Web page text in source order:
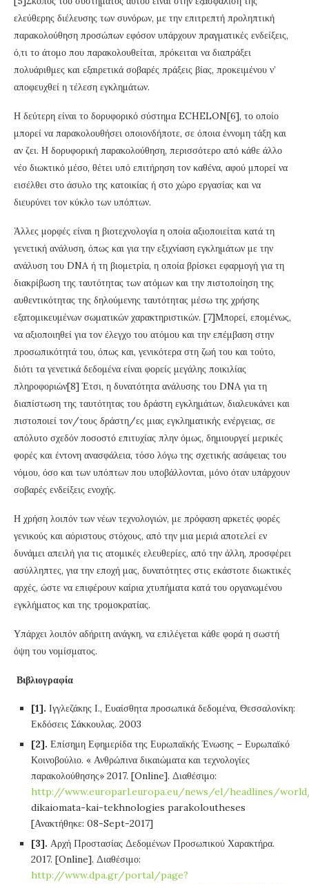
ελεύθερης διέλευσης των συνόρων, με την επιτρεπτή προληπτική
παρακολούθηση προσώπων εφόσον υπάρχουν πραγματικές ενδείξεις,
ό,τι το άτομο που παρακολουθείται, πρόκειται να διαπράξει
πολυάριθμες και εξαιρετικά σοβαρές πράξεις βίας, προκειμένου ν’
αποφευχθεί η τέλεση εγκλημάτων.
Η δεύτερη είναι το δορυφορικό σύστημα ECHELON[6], το οποίο
μπορεί να παρακολουθήσει οποιονδήποτε, σε όποια έννομη τάξη και
αν ζει. Η δορυφορική παρακολούθηση, περισσότερο από κάθε άλλο
νέο διωκτικό μέσο, θέτει υπό επιτήρηση τον καθένα, αφού μπορεί να
εισέλθει στο άσυλο της κατοικίας ή στο χώρο εργασίας και να
διευρύνει τον κύκλο των υπόπτων.
Άλλες μορφές είναι η βιοτεχνολογία η οποία αξιοποιείται κατά τη
γενετική ανάλυση, όπως και για την εξιχνίαση εγκλημάτων με την
ανάλυση του DNA ή τη βιομετρία, η οποία βρίσκει εφαρμογή για τη
διακρίβωση της ταυτότητας των ατόμων και την πιστοποίηση της
αυθεντικότητας της δηλούμενης ταυτότητας μέσω της χρήσης
εξατομικευμένων σωματικών χαρακτηριστικών. [7]Μπορεί, επομένως,
να αξιοποιηθεί για τον έλεγχο του ατόμου και την επέμβαση στην
προσωπικότητά του, όπως και, γενικότερα στη ζωή του και τούτο,
διότι τα γενετικά δεδομένα είναι φορείς μεγάλης ποικιλίας
πληροφοριών[8] Έτσι, η δυνατότητα ανάλυσης του DNA για τη
διαπίστωση της ταυτότητας του δράστη εγκλημάτων, διαλευκάνει και
πιστοποιεί τον/τους δράστη/ες μιας εγκληματικής ενέργειας, σε
απόλυτο σχεδόν ποσοστό επιτυχίας πλην όμως, δημιουργεί μερικές
φορές και έντονη ανασφάλεια, τόσο λόγω της σχετικής ασάφειας του
νόμου, όσο και των υπόπτων που υποβάλλονται, μόνο όταν υπάρχουν
σοβαρές ενδείξεις ενοχής.
Η χρήση λοιπόν των νέων τεχνολογιών, με πρόφαση αρκετές φορές
γενικούς και αόριστους στόχους, από την μια μεριά αποτελεί εν
δυνάμει απειλή για τις ατομικές ελευθερίες, από την άλλη, προσφέρει
ασύλληπτες, για την εποχή μας, δυνατότητες στις εκάστοτε διωκτικές
αρχές, ώστε να επιφέρουν καίρια χτυπήματα κατά του οργανωμένου
εγκλήματος και της τρομοκρατίας.
Υπάρχει λοιπόν αδήριτη ανάγκη, να επιλέγεται κάθε φορά η σωστή
όψη του νομίσματος.
Βιβλιογραφία
[1]. Ιγγλεζάκης Ι., Ευαίσθητα προσωπικά δεδομένα, Θεσσαλονίκη:
Εκδόσεις Σάκκουλας. 2003
[2]. Επίσημη Εφημερίδα της Ευρωπαϊκής Ένωσης – Ευρωπαϊκό
Κοινοβούλιο. « Ανθρώπινα δικαιώματα και τεχνολογίες
παρακολούθησης» 2017. [Online]. Διαθέσιμο:
http://www.europarl.europa.eu/news/el/headlines/
dikaiomata-kai-tekhnologies parakoloutheses
[Ανακτήθηκε: 08-Sept-2017]
[3]. Αρχή Προστασίας Δεδομένων Προσωπικού Χαρακτήρα.
2017. [Online]. Διαθέσιμο:
http://www.dpa.gr/portal/page?